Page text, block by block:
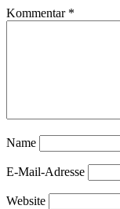
Kommentar *
Name
E-Mail-Adresse
Website